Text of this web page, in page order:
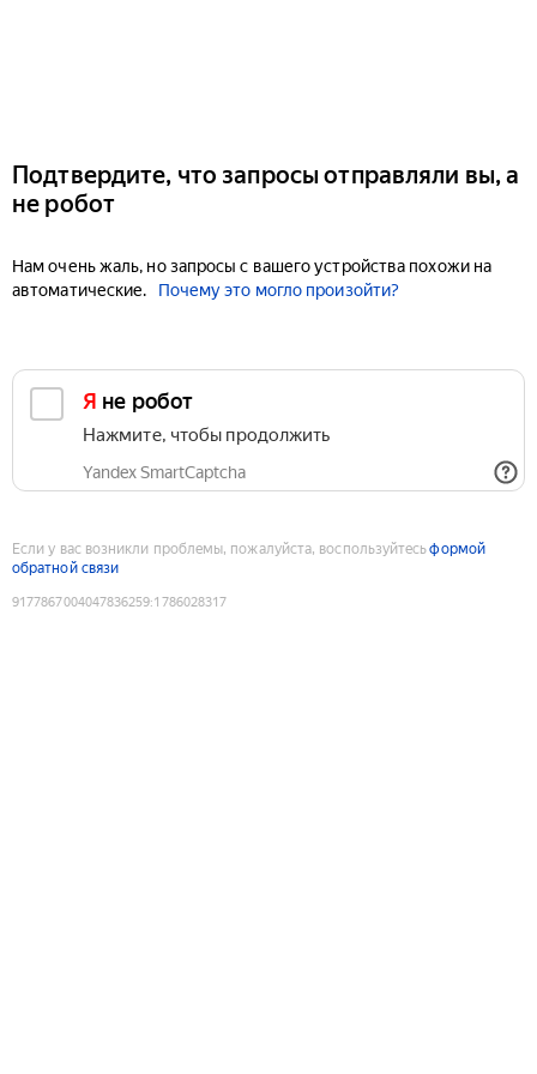
Подтвердите, что запросы отправляли вы, а
не робот
Нам очень жаль, но запросы с вашего устройства похожи на
автоматические.
Почему это могло произойти?
Я не робот
Нажмите, чтобы продолжить
Yandex SmartCaptcha
Если у вас возникли проблемы, пожалуйста, воспользуйтесьформой
обратной связи
9177867004047836259:1786028317